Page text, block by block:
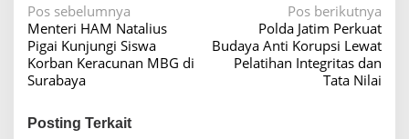
N
a
v
i
g
Pos sebelumnya
Menteri HAM Natalius
Pigai Kunjungi Siswa
Korban Keracunan MBG di
Surabaya
Pos berikutnya
Polda Jatim Perkuat
Budaya Anti Korupsi Lewat
Pelatihan Integritas dan
Tata Nilai
Posting Terkait